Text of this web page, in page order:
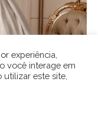
experiência,
você interage em
este site,